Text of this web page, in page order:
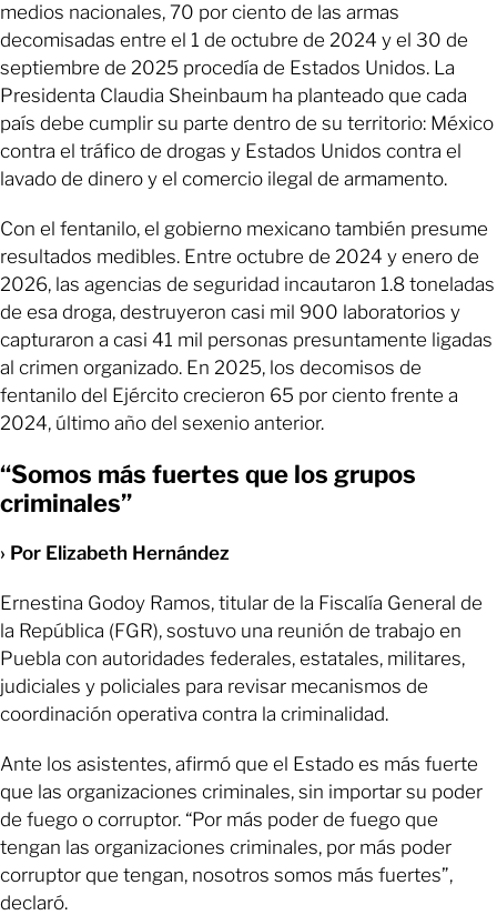
medios nacionales, 70 por ciento de las armas
decomisadas entre el 1 de octubre de 2024 y el 30 de
septiembre de 2025 procedía de Estados Unidos. La
Presidenta Claudia Sheinbaum ha planteado que cada
país debe cumplir su parte dentro de su territorio: México
contra el tráfico de drogas y Estados Unidos contra el
lavado de dinero y el comercio ilegal de armamento.
Con el fentanilo, el gobierno mexicano también presume
resultados medibles. Entre octubre de 2024 y enero de
2026, las agencias de seguridad incautaron 1.8 toneladas
de esa droga, destruyeron casi mil 900 laboratorios y
capturaron a casi 41 mil personas presuntamente ligadas
al crimen organizado. En 2025, los decomisos de
fentanilo del Ejército crecieron 65 por ciento frente a
2024, último año del sexenio anterior.
“Somos más fuertes que los grupos
criminales”
› Por Elizabeth Hernández
Ernestina Godoy Ramos, titular de la Fiscalía General de
la República (FGR), sostuvo una reunión de trabajo en
Puebla con autoridades federales, estatales, militares,
judiciales y policiales para revisar mecanismos de
coordinación operativa contra la criminalidad.
Ante los asistentes, afirmó que el Estado es más fuerte
que las organizaciones criminales, sin importar su poder
de fuego o corruptor. “Por más poder de fuego que
tengan las organizaciones criminales, por más poder
corruptor que tengan, nosotros somos más fuertes”,
declaró.